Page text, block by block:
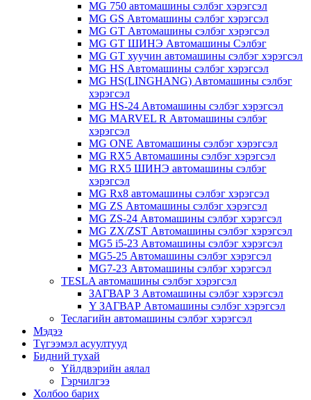
MG 750 автомашины сэлбэг хэрэгсэл
MG GS Автомашины сэлбэг хэрэгсэл
MG GT Автомашины сэлбэг хэрэгсэл
MG GT ШИНЭ Автомашины Сэлбэг
MG GT хуучин автомашины сэлбэг хэрэгсэл
MG HS Автомашины сэлбэг хэрэгсэл
MG HS(LINGHANG) Автомашины сэлбэг
хэрэгсэл
MG HS-24 Автомашины сэлбэг хэрэгсэл
MG MARVEL R Автомашины сэлбэг
хэрэгсэл
MG ONE Автомашины сэлбэг хэрэгсэл
MG RX5 Автомашины сэлбэг хэрэгсэл
MG RX5 ШИНЭ автомашины сэлбэг
хэрэгсэл
MG Rx8 автомашины сэлбэг хэрэгсэл
MG ZS Автомашины сэлбэг хэрэгсэл
MG ZS-24 Автомашины сэлбэг хэрэгсэл
MG ZX/ZST Автомашины сэлбэг хэрэгсэл
MG5 i5-23 Автомашины сэлбэг хэрэгсэл
MG5-25 Автомашины сэлбэг хэрэгсэл
MG7-23 Автомашины сэлбэг хэрэгсэл
TESLA автомашины сэлбэг хэрэгсэл
ЗАГВАР 3 Автомашины сэлбэг хэрэгсэл
Y ЗАГВАР Автомашины сэлбэг хэрэгсэл
Теслагийн автомашины сэлбэг хэрэгсэл
Мэдээ
Түгээмэл асуултууд
Бидний тухай
Үйлдвэрийн аялал
Гэрчилгээ
Холбоо барих